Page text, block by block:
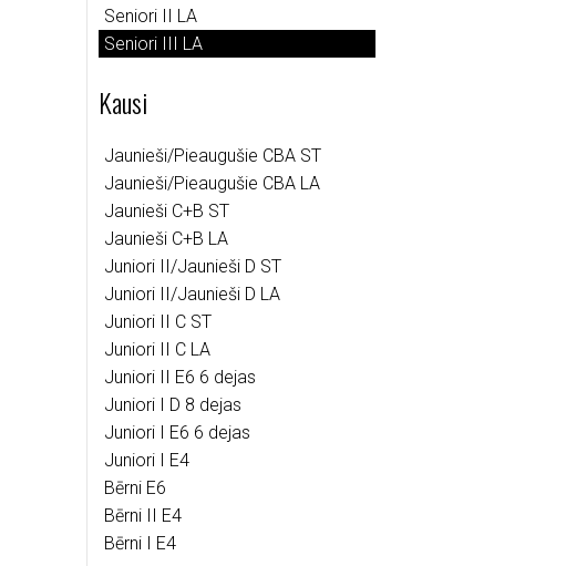
Seniori II LA
Seniori III LA
Kausi
Jaunieši/Pieaugušie CBA ST
Jaunieši/Pieaugušie CBA LA
Jaunieši C+B ST
Jaunieši C+B LA
Juniori II/Jaunieši D ST
Juniori II/Jaunieši D LA
Juniori II C ST
Juniori II C LA
Juniori II E6 6 dejas
Juniori I D 8 dejas
Juniori I E6 6 dejas
Juniori I E4
Bērni E6
Bērni II E4
Bērni I E4